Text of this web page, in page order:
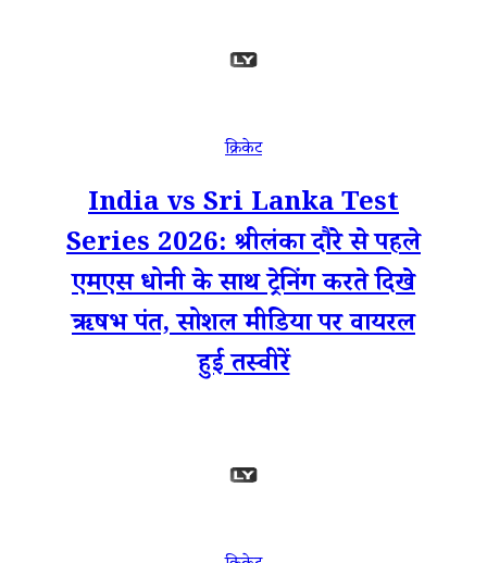
क्रिकेट
India vs Sri Lanka Test
Series 2026: श्रीलंका दौरे से पहले
एमएस धोनी के साथ ट्रेनिंग करते दिखे
ऋषभ पंत, सोशल मीडिया पर वायरल
हुई तस्वीरें